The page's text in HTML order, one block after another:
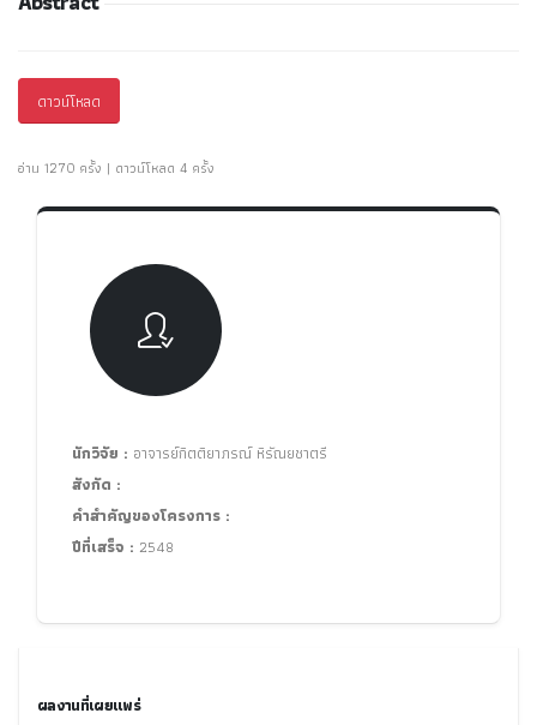
ดาวน์โหลด
อ่าน 1270 ครั้ง | ดาวน์โหลด 4 ครั้ง
นักวิจัย : อาจารย์กิตติยาภรณ์ หิรัณยชาตรี
สังกัด :
คำสำคัญของโครงการ :
ปีที่เสร็จ : 2548
ผลงานที่เผยแพร่